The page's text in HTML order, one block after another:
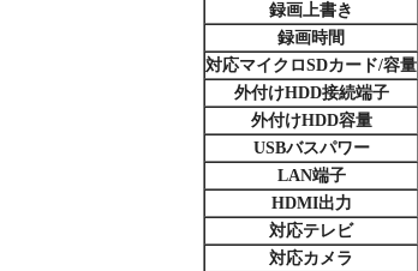
録画上書き
録画時間
対応マイクロSDカード/容量
外付けHDD接続端子
外付けHDD容量
USBバスパワー
LAN端子
HDMI出力
対応テレビ
対応カメラ